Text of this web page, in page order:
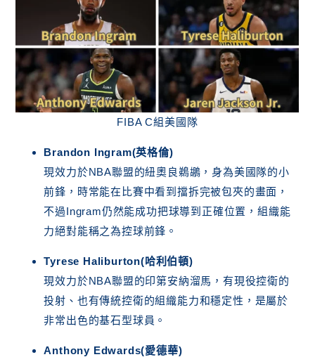
FIBA C組美國隊
Brandon Ingram(英格倫)
現效力於NBA聯盟的紐奧良鵜鶘，身為美國隊的小
前鋒，時常能在比賽中看到擋拆完被包夾的畫面，
不過Ingram仍然能成功把球導到正確位置，組織能
力絕對能稱之為控球前鋒。
Tyrese Haliburton(哈利伯頓)
現效力於NBA聯盟的印第安納溜馬，有現役控衛的
投射、也有傳統控衛的組織能力和穩定性，是屬於
非常出色的基石型球員。
Anthony Edwards(愛德華)